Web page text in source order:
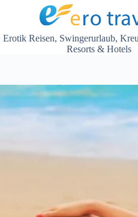
Erotik Reisen, Swingerurlaub,
Resorts & Hotels